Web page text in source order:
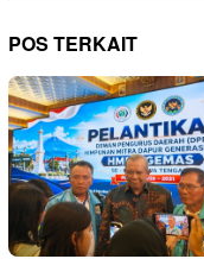
POS TERKAIT